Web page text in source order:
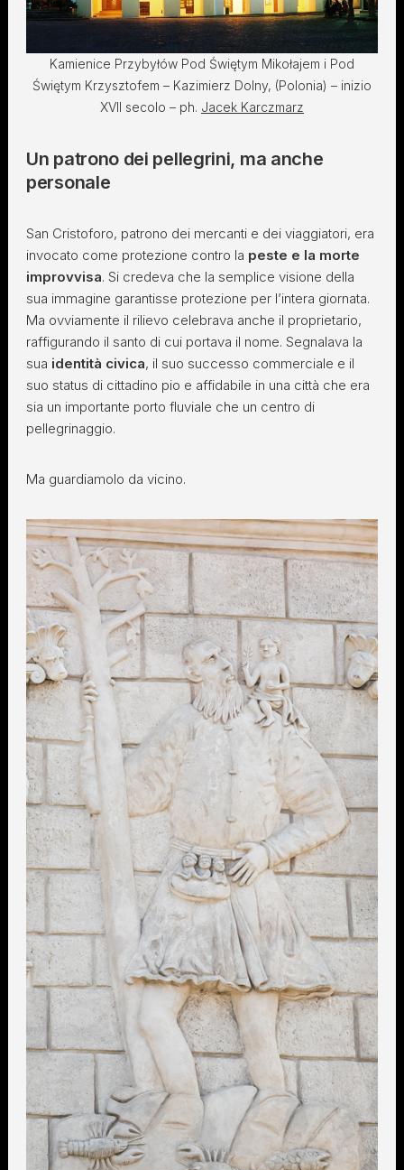
Kamienice Przybyłów Pod Świętym Mikołajem i Pod
Świętym Krzysztofem – Kazimierz Dolny, (Polonia) – inizio
XVII secolo – ph. Jacek Karczmarz
Un patrono dei pellegrini, ma anche
personale
San Cristoforo, patrono dei mercanti e dei viaggiatori, era
invocato come protezione contro la peste e la morte
improvvisa. Si credeva che la semplice visione della
sua immagine garantisse protezione per l’intera giornata.
Ma ovviamente il rilievo celebrava anche il proprietario,
raffigurando il santo di cui portava il nome. Segnalava la
sua identità civica, il suo successo commerciale e il
suo status di cittadino pio e affidabile in una città che era
sia un importante porto fluviale che un centro di
pellegrinaggio.
Ma guardiamolo da vicino.